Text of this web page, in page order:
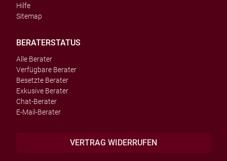
Hilfe
Sitemap
BERATERSTATUS
Alle Berater
Verfügbare Berater
Besetzte Berater
Exkusive Berater
Chat-Berater
E-Mail-Berater
VERTRAG WIDERRUFEN